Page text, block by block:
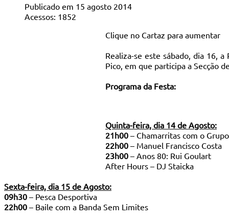
Publicado em 15 agosto 2014
Acessos: 1852
Clique no Cartaz para aumentar
Realiza-se este sábado, dia 16,
Pico, em que participa a Secção
Programa da Festa:
Quinta-feira, dia 14 de Agosto:
21h00 – Chamarritas com o
22h00 – Manuel Francisco Costa
23h00 – Anos 80: Rui Goulart
After Hours – DJ Staicka
Sexta-feira, dia 15 de Agosto:
09h30 – Pesca Desportiva
22h00 – Baile com a Banda Sem Limites